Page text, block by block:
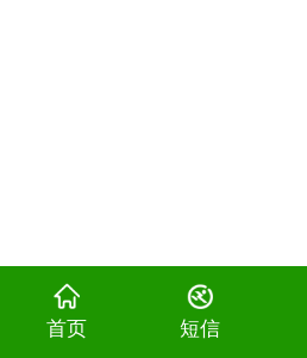
首页 短信